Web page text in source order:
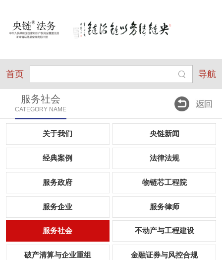
首页 导航
服务社会
CATEGORY NAME
关于我们 央链新闻
经典案例 法律法规
服务政府 物链芯工程院
服务企业 服务律师
服务社会 不动产与工程建设
破产清算与企业重组 金融证券与风控合规